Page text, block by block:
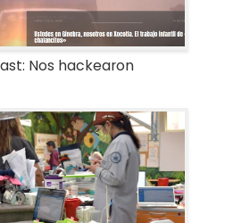
Nos hackearon